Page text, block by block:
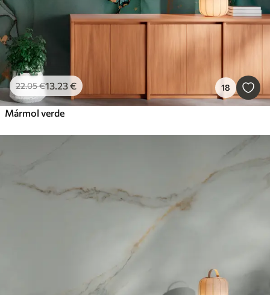
22.05€13.23€ 18
Mármol verde